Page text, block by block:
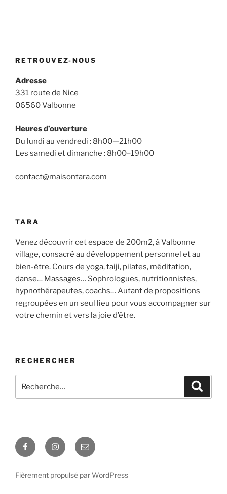
RETROUVEZ-NOUS
Adresse
331 route de Nice
06560 Valbonne
Heures d’ouverture
Du lundi au vendredi : 8h00—21h00
Les samedi et dimanche : 8h00–19h00
contact@maisontara.com
TARA
Venez découvrir cet espace de 200m2, à Valbonne
village, consacré au développement personnel et au
bien-être. Cours de yoga, taiji, pilates, méditation,
danse… Massages… Sophrologues, nutritionnistes,
hypnothérapeutes, coachs… Autant de propositions
regroupées en un seul lieu pour vous accompagner sur
votre chemin et vers la joie d’être.
RECHERCHER
pour
FacebookInstagram
E-
mail
Fièrement propulsé par WordPress